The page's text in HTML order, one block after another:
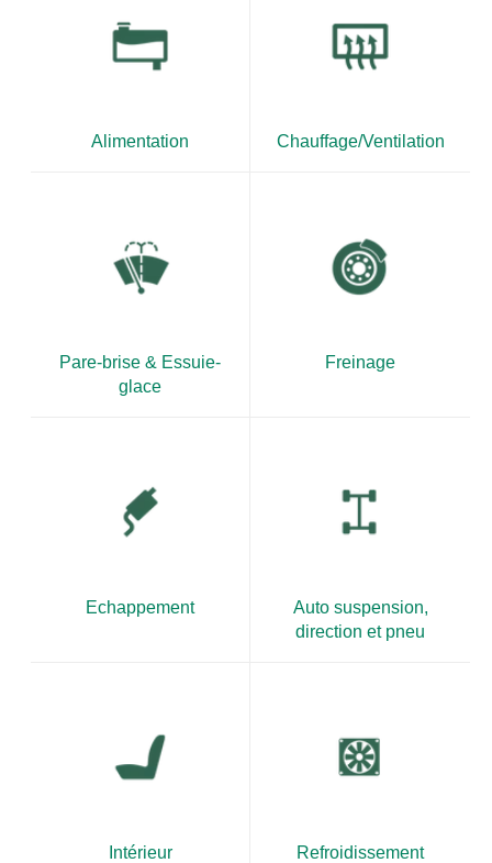
Alimentation Chauffage/Ventilation
Pare-brise & Essuie-
glace
Freinage
Echappement
Auto suspension,
direction et pneu
Intérieur Refroidissement